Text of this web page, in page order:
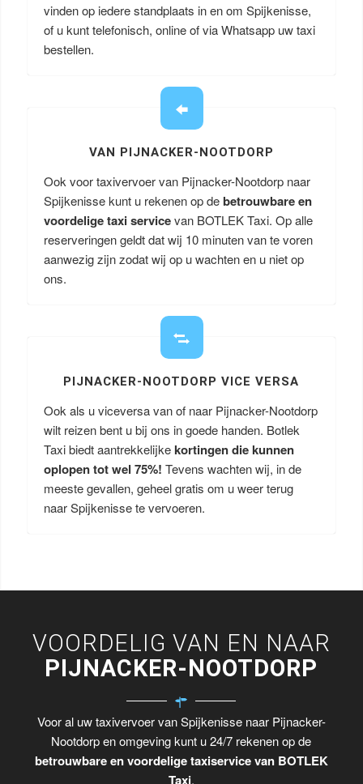
vinden op iedere standplaats in en om Spijkenisse,
of u kunt telefonisch, online of via Whatsapp uw taxi
bestellen.
VAN PIJNACKER-NOOTDORP
Ook voor taxivervoer van Pijnacker-Nootdorp naar
Spijkenisse kunt u rekenen op debetrouwbare en
voordelige taxi servicevan BOTLEK Taxi. Op alle
reserveringen geldt dat wij 10 minuten van te voren
aanwezig zijn zodat wij op u wachten en u niet op
ons.
PIJNACKER-NOOTDORP VICE VERSA
Ook als u viceversa van of naar Pijnacker-Nootdorp
wilt reizen bent u bij ons in goede handen. Botlek
Taxi biedt aantrekkelijkekortingen die kunnen
oplopen tot wel 75%! Tevens wachten wij, in de
meeste gevallen, geheel gratis om u weer terug
naar Spijkenisse te vervoeren.
VOORDELIG VAN EN NAAR
PIJNACKER-NOOTDORP
Voor al uw taxivervoer van Spijkenisse naar Pijnacker-
Nootdorp en omgeving kunt u 24/7 rekenen op de
betrouwbare en voordelige taxiservice van BOTLEK
Taxi.